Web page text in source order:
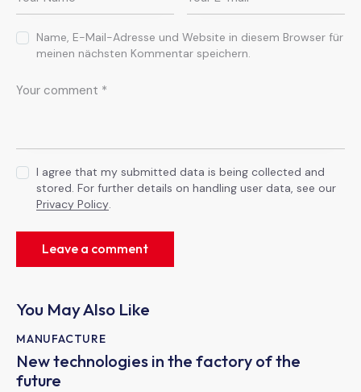
Name, E-Mail-Adresse und Website in diesem Browser für
meinen nächsten Kommentar speichern.
I agree that my submitted data is being collected and
stored. For further details on handling user data, see our
Privacy Policy
You May Also Like
MANUFACTURE
New technologies in the factory of the
future